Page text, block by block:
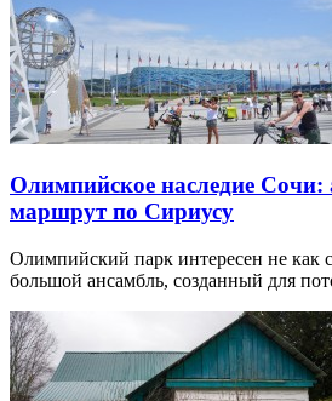
Олимпийское наследие Сочи:
маршрут по Сириусу
Олимпийский парк интересен не как
большой ансамбль, созданный для